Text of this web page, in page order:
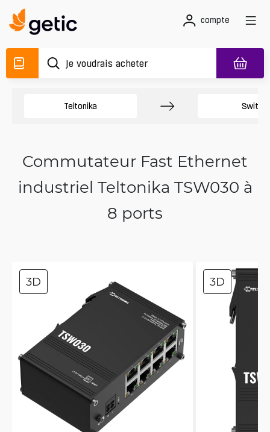
compte
Teltonika Switch
Commutateur Fast Ethernet
industriel Teltonika TSW030 à
8 ports
3D 3D